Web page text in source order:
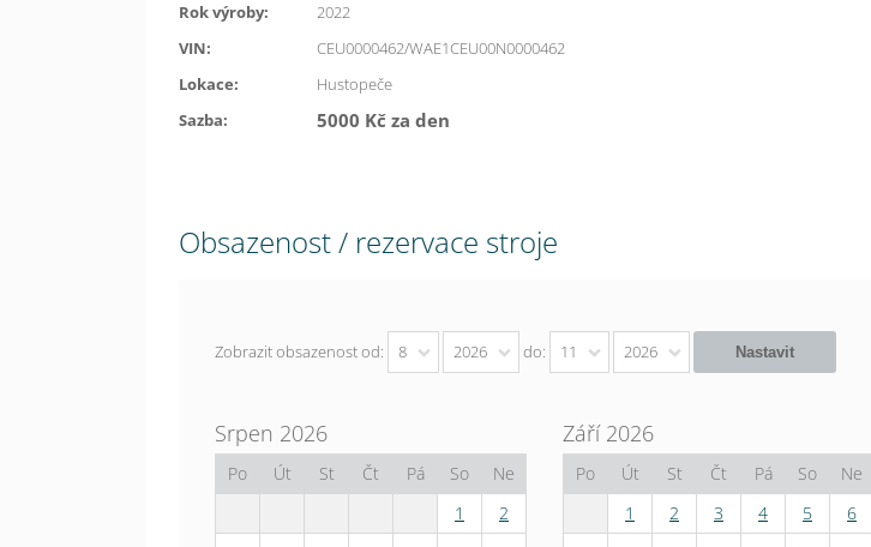
Rok výroby:
2022
VIN:
CEU0000462/WAE1CEU00N0000462
Lokace:
Hustopeče
Sazba:
5000 Kč za den
Obsazenost / rezervace stroje
Zobrazit obsazenost od: 8 2026 do: 11 2026
Srpen 2026
Po Út St Čt Pá So
Ne
1
2
Září 2026
Po Út St Čt Pá So
Ne
1
2 3 4 5
6